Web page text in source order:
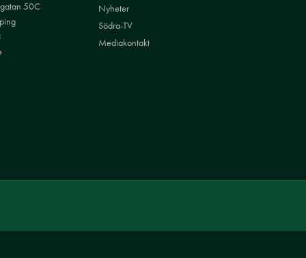
50C
Nyheter
Södra-TV
Mediakontakt